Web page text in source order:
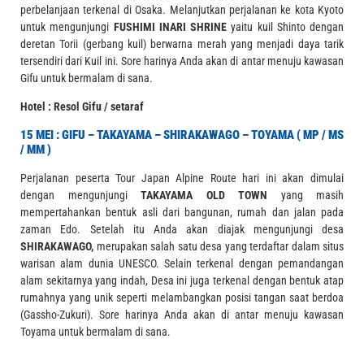
perbelanjaan terkenal di Osaka. Melanjutkan perjalanan ke kota Kyoto
untuk mengunjungi FUSHIMI INARI SHRINE yaitu kuil Shinto dengan
deretan Torii (gerbang kuil) berwarna merah yang menjadi daya tarik
tersendiri dari Kuil ini. Sore harinya Anda akan di antar menuju kawasan
Gifu untuk bermalam di sana.
Hotel : Resol Gifu / setaraf
15 MEI : GIFU – TAKAYAMA – SHIRAKAWAGO – TOYAMA ( MP / MS
/ MM )
Perjalanan peserta Tour Japan Alpine Route hari ini akan dimulai
dengan mengunjungi TAKAYAMA OLD TOWN yang masih
mempertahankan bentuk asli dari bangunan, rumah dan jalan pada
zaman Edo. Setelah itu Anda akan diajak mengunjungi desa
SHIRAKAWAGO, merupakan salah satu desa yang terdaftar dalam situs
warisan alam dunia UNESCO. Selain terkenal dengan pemandangan
alam sekitarnya yang indah, Desa ini juga terkenal dengan bentuk atap
rumahnya yang unik seperti melambangkan posisi tangan saat berdoa
(Gassho-Zukuri). Sore harinya Anda akan di antar menuju kawasan
Toyama untuk bermalam di sana.